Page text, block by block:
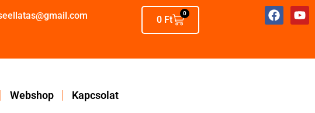
0 Ft
0
Webshop Kapcsolat